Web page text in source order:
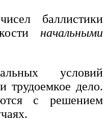
баллистики
начальными
условий
трудоемкое дело.
с решением